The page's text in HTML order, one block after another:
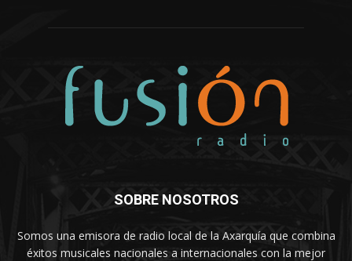
SOBRE NOSOTROS
Somos una emisora de radio local de la Axarquía que combina
éxitos musicales nacionales a internacionales con la mejor